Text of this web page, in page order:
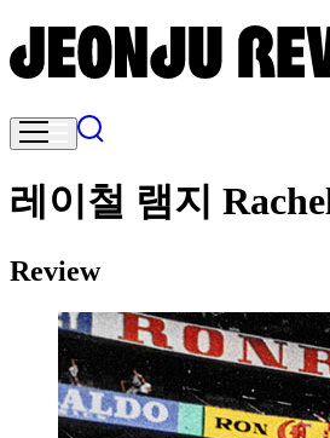
레이철 램지
Review